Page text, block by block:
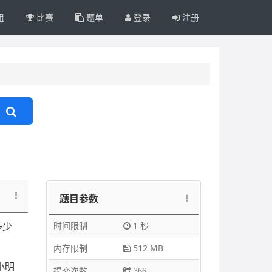
比赛 题单 登录 注册
明
题目参数
时间限制
1 秒
内存限制
512 MB